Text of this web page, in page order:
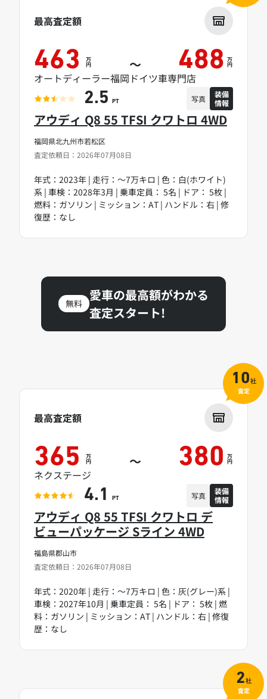
福岡県北九州市若松区
査定依頼日：2026年07月08日
アウディ Q8 55 TFSI クワトロ 4WD
年式：2023年 | 走行：～7万キロ | 色：白(ホワイト)
系 | 車検：2028年3月 | 乗車定員： 5名 | ドア： 5枚 |
燃料：ガソリン | ミッション：AT | ハンドル：右 | 修
復歴：なし
最高査定額
463 万
円 ～ 488 万
円
オートディーラー福岡ドイツ車専門店
2.5 PT 写真
装備
情報
無料
愛車の最高額がわかる
査定スタート!
福島県郡山市
査定依頼日：2026年07月08日
アウディ Q8 55 TFSI クワトロ デ
ビューパッケージ Sライン 4WD
年式：2020年 | 走行：～7万キロ | 色：灰(グレー)系 |
車検：2027年10月 | 乗車定員： 5名 | ドア： 5枚 | 燃
料：ガソリン | ミッション：AT | ハンドル：右 | 修復
歴：なし
最高査定額
365 万
円 ～ 380 万
円
ネクステージ
4.1 PT 写真
装備
情報
10社
査定
2社
査定